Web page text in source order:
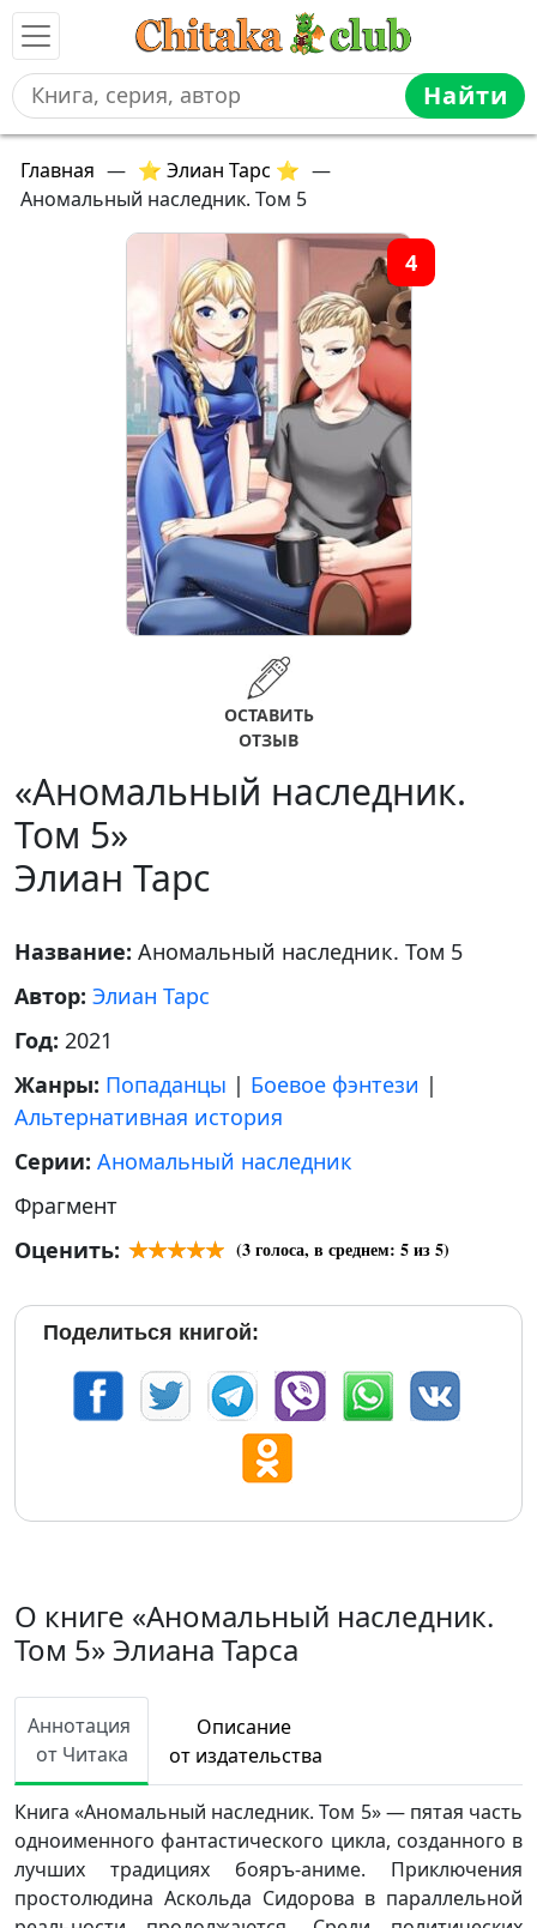
Найти
Главная — ⭐ Элиан Тарс ⭐ —
Аномальный наследник. Том 5
4
ОСТАВИТЬ
ОТЗЫВ
«Аномальный наследник.
Том 5»
Элиан Тарс
Название: Аномальный наследник. Том 5
Автор: Элиан Тарс
Год: 2021
Жанры: Попаданцы | Боевое фэнтези |
Альтернативная история
Серии: Аномальный наследник
Фрагмент
Оценить:
(3голоса, в среднем: 5из 5)
Поделиться книгой:
О книге «Аномальный наследник.
Том 5» Элиана Тарса
Аннотация
от Читака
Описание
от издательства
Книга «Аномальный наследник. Том 5» — пятая часть
одноименного фантастического цикла, созданного в
лучших традициях бояръ-аниме. Приключения
простолюдина Аскольда Сидорова в параллельной